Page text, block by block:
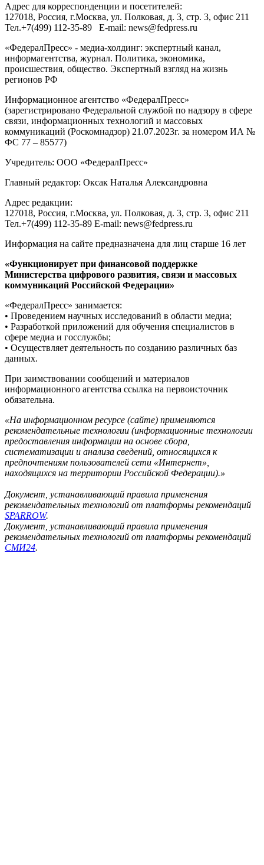
Адрес для корреспонденции и посетителей:
127018, Россия, г.Москва, ул. Полковая, д. 3, стр. 3, офис 211
Тел.+7(499) 112-35-89 E-mail: news@fedpress.ru
«ФедералПресс» - медиа-холдинг: экспертный канал,
информагентства, журнал. Политика, экономика,
происшествия, общество. Экспертный взгляд на жизнь
регионов РФ
Информационное агентство «ФедералПресс»
(зарегистрировано Федеральной службой по надзору в сфере
связи, информационных технологий и массовых
коммуникаций (Роскомнадзор) 21.07.2023г. за номером ИА №
ФС 77 – 85577)
Учредитель: ООО «ФедералПресс»
Главный редактор: Оксак Наталья Александровна
Адрес редакции:
127018, Россия, г.Москва, ул. Полковая, д. 3, стр. 3, офис 211
Тел.+7(499) 112-35-89 E-mail: news@fedpress.ru
Информация на сайте предназначена для лиц старше 16 лет
«Функционирует при финансовой поддержке
Министерства цифрового развития, связи и массовых
коммуникаций Российской Федерации»
«ФедералПресс» занимается:
• Проведением научных исследований в области медиа;
• Разработкой приложений для обучения специалистов в
сфере медиа и госслужбы;
• Осуществляет деятельность по созданию различных баз
данных.
При заимствовании сообщений и материалов
информационного агентства ссылка на первоисточник
обязательна.
«На информационном ресурсе (сайте) применяются
рекомендательные технологии (информационные технологии
предоставления информации на основе сбора,
систематизации и анализа сведений, относящихся к
предпочтениям пользователей сети «Интернет»,
находящихся на территории Российской Федерации).»
Документ, устанавливающий правила применения
рекомендательных технологий от платформы рекомендаций
SPARROW.
Документ, устанавливающий правила применения
рекомендательных технологий от платформы рекомендаций
СМИ24.